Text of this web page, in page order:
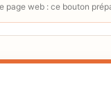
page web : ce bouton